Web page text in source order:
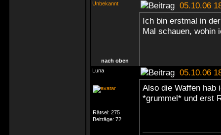
Unbekannt
05.10.06
Ich bin erstmal in
Mal schauen, wohin
nach oben
Luna
05.10.06
Rätsel: 275
Beiträge: 72
Also die Waffen
*grummel* und erst